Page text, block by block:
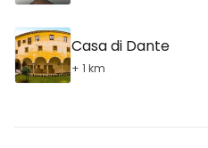
Casa di Dante
+ 1 km